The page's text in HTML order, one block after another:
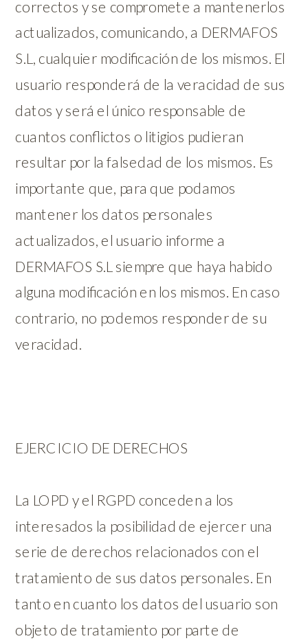
correctos y se compromete a mantenerlos
actualizados, comunicando, a DERMAFOS
S.L, cualquier modificación de los mismos. El
usuario responderá de la veracidad de sus
datos y será el único responsable de
cuantos conflictos o litigios pudieran
resultar por la falsedad de los mismos. Es
importante que, para que podamos
mantener los datos personales
actualizados, el usuario informe a
DERMAFOS S.L siempre que haya habido
alguna modificación en los mismos. En caso
contrario, no podemos responder de su
veracidad.
EJERCICIO DE DERECHOS
La LOPD y el RGPD conceden a los
interesados la posibilidad de ejercer una
serie de derechos relacionados con el
tratamiento de sus datos personales. En
tanto en cuanto los datos del usuario son
objeto de tratamiento por parte de